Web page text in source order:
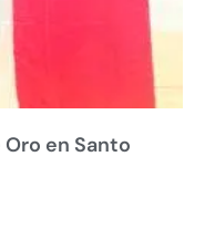
en Santo